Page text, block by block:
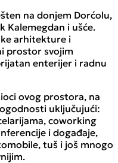
na donjem Dorćolu,
Kalemegdan i ušće.
arhitekture i
prostor svojim
enterijer i radnu
ovog prostora, na
uključujući:
coworking
i događaje,
tuš i još mnogo